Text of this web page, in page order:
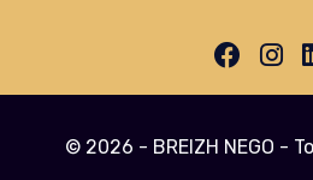
© 2026 - BREIZH NEGO -